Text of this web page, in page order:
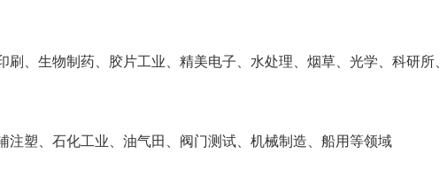
、生物制药、胶片工业、精美电子、水处理、烟草、光学、科研所
塑、石化工业、油气田、阀门测试、机械制造、船用等领域